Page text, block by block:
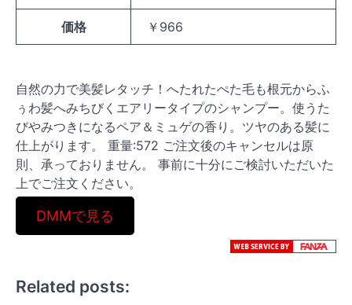
価格 ￥966
自然の力で美髪レタッチ！へたれたぺた毛も根元からふ
ぅわ髪へみちびくエアリータイプのシャンプー。使うた
びやみつきになるペア＆ミュゲの香り。ツヤのある髪に
仕上がります。 重量:572 ご注文後のキャンセルは原
則、承っておりません。 事前に十分にご検討いただいた
上でご注文ください。
DMMで見る
Related posts: